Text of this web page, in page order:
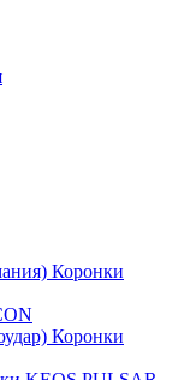
Коронки
Коронки